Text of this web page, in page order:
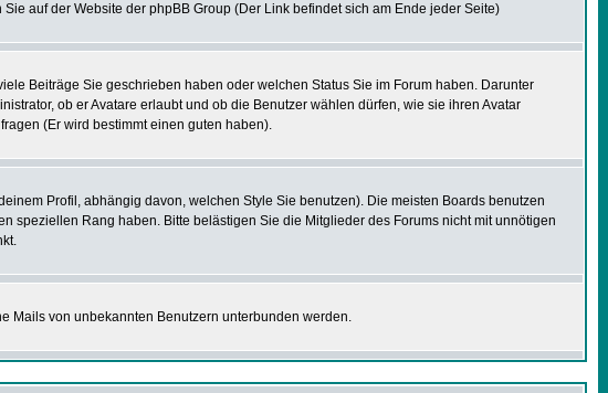
auf der Website der phpBB Group (Der Link befindet sich am Ende jeder Seite)
Beiträge Sie geschrieben haben oder welchen Status Sie im Forum haben. Darunter
ob er Avatare erlaubt und ob die Benutzer wählen dürfen, wie sie ihren Avatar
(Er wird bestimmt einen guten haben).
Profil, abhängig davon, welchen Style Sie benutzen). Die meisten Boards benutzen
speziellen Rang haben. Bitte belästigen Sie die Mitglieder des Forums nicht mit unnötigen
Mails von unbekannten Benutzern unterbunden werden.